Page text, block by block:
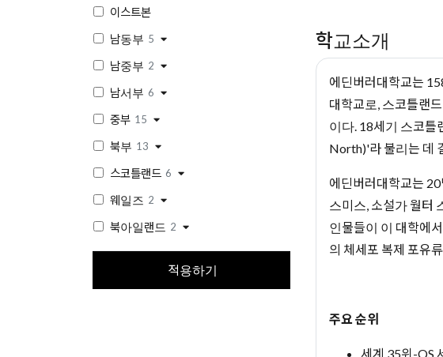
이스트본
남동부 5
남중부 2
남서부 6
중부 15
북부 13
스코틀랜드 6
웨일즈 2
북아일랜드 2
적용하기
학교소개
에딘버러대학교는
대학교로, 스코틀랜
이다. 18세기 스코틀
North)'라 불리는 데
에딘버러대학교는
스미스, 소설가 월터
인물들이 이 대학에
의 체세포 복제 포유
주요 순위
세계 35위-QS